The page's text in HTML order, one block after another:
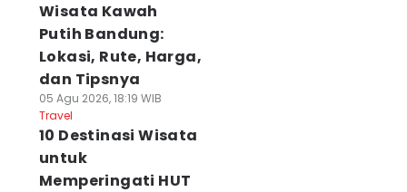
Wisata Kawah
Putih Bandung:
Lokasi, Rute, Harga,
dan Tipsnya
05 Agu 2026, 18:19 WIB
Travel
10 Destinasi Wisata
untuk
Memperingati HUT